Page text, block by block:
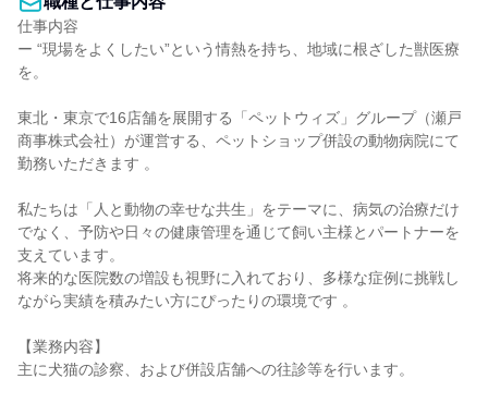
仕事内容
ー “現場をよくしたい”という情熱を持ち、地域に根ざした獣医療
を。
東北・東京で16店舗を展開する「ペットウィズ」グループ（瀬戸
商事株式会社）が運営する、ペットショップ併設の動物病院にて
勤務いただきます 。
私たちは「人と動物の幸せな共生」をテーマに、病気の治療だけ
でなく、予防や日々の健康管理を通じて飼い主様とパートナーを
支えています。
将来的な医院数の増設も視野に入れており、多様な症例に挑戦し
ながら実績を積みたい方にぴったりの環境です 。
【業務内容】
主に犬猫の診察、および併設店舗への往診等を行います。